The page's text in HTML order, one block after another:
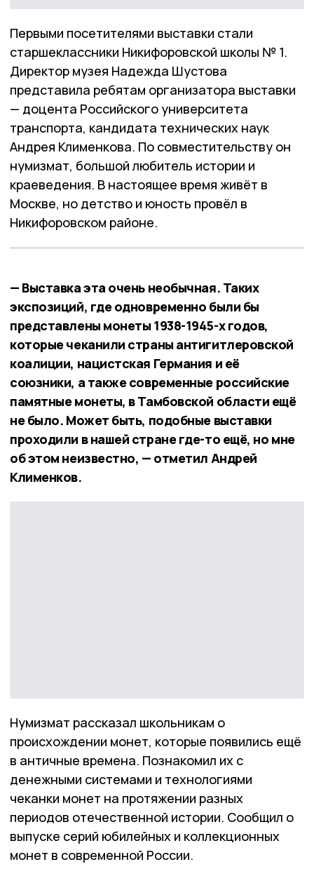
Первыми посетителями выставки стали
старшеклассники Никифоровской школы № 1.
Директор музея Надежда Шустова
представила ребятам организатора выставки
— доцента Российского университета
транспорта, кандидата технических наук
Андрея Клименкова. По совместительству он
нумизмат, большой любитель истории и
краеведения. В настоящее время живёт в
Москве, но детство и юность провёл в
Никифоровском районе.
— Выставка эта очень необычная. Таких
экспозиций, где одновременно были бы
представлены монеты 1938-1945-х годов,
которые чеканили страны антигитлеровской
коалиции, нацистская Германия и её
союзники, а также современные российские
памятные монеты, в Тамбовской области ещё
не было. Может быть, подобные выставки
проходили в нашей стране где-то ещё, но мне
об этом неизвестно, — отметил Андрей
Клименков.
Нумизмат рассказал школьникам о
происхождении монет, которые появились ещё
в античные времена. Познакомил их с
денежными системами и технологиями
чеканки монет на протяжении разных
периодов отечественной истории. Сообщил о
выпуске серий юбилейных и коллекционных
монет в современной России.